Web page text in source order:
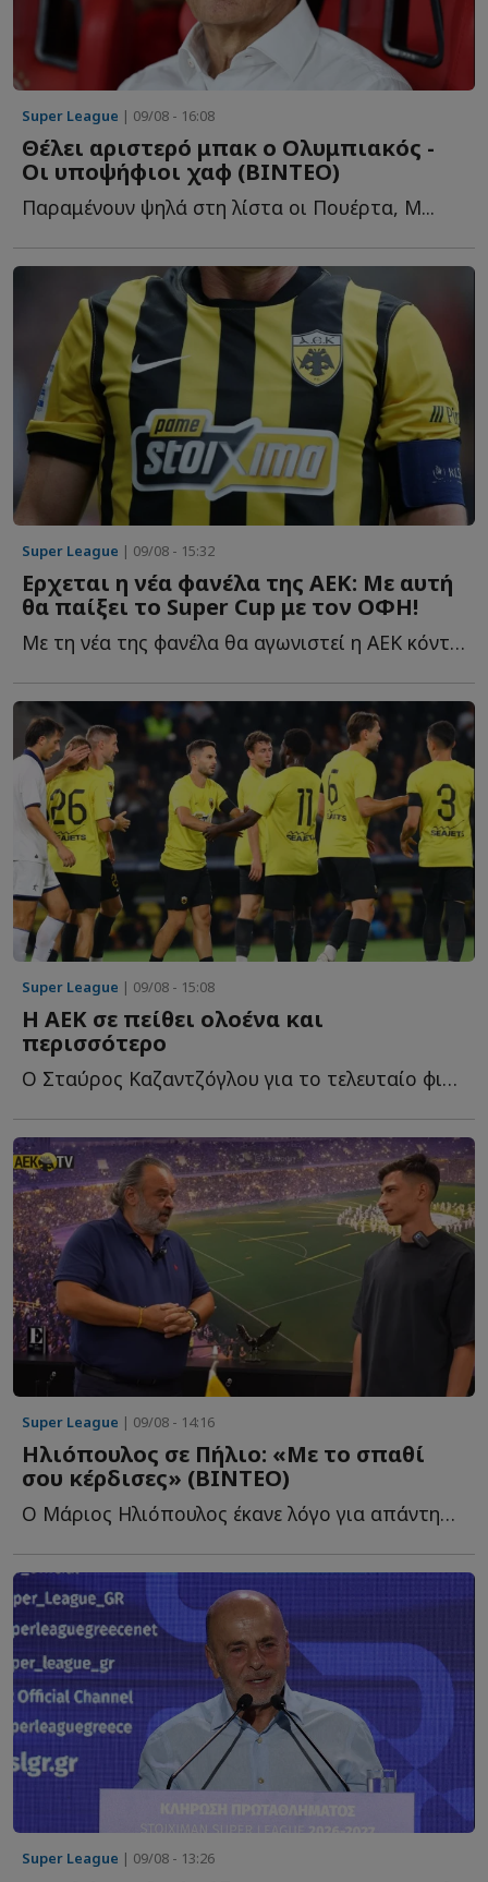
Super League | 09/08 - 16:08
Θέλει αριστερό μπακ ο Ολυμπιακός -
Οι υποψήφιοι χαφ (ΒΙΝΤΕΟ)
Παραμένουν ψηλά στη λίστα οι Πουέρτα, Μ...
Super League | 09/08 - 15:32
Ερχεται η νέα φανέλα της ΑΕΚ: Με αυτή
θα παίξει το Super Cup με τον ΟΦΗ!
Με τη νέα της φανέλα θα αγωνιστεί η ΑΕΚ κόντρα στον Ο...
Super League | 09/08 - 15:08
Η ΑΕΚ σε πείθει ολοένα και
περισσότερο
Ο Σταύρος Καζαντζόγλου για το τελευταίο φιλικό τεστ τ...
Super League | 09/08 - 14:16
Ηλιόπουλος σε Πήλιο: «Με το σπαθί
σου κέρδισες» (ΒΙΝΤΕΟ)
O Μάριος Ηλιόπουλος έκανε λόγο για απάντηση σε όσους α...
Super League | 09/08 - 13:26